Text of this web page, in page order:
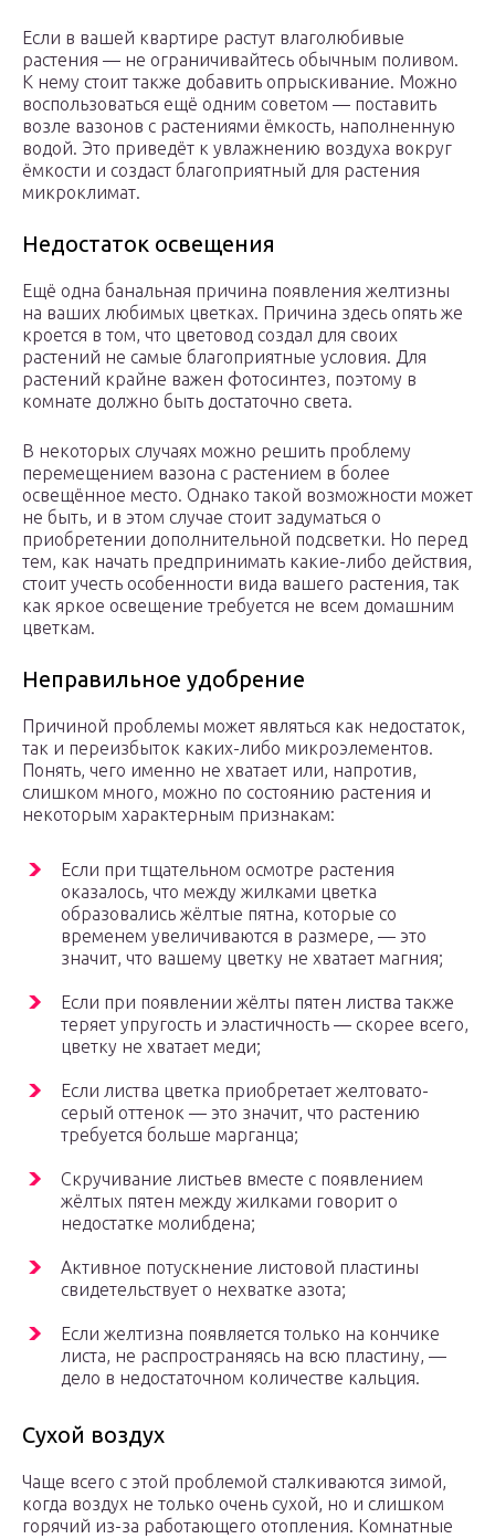
Если в вашей квартире растут влаголюбивые
растения — не ограничивайтесь обычным поливом.
К нему стоит также добавить опрыскивание. Можно
воспользоваться ещё одним советом — поставить
возле вазонов с растениями ёмкость, наполненную
водой. Это приведёт к увлажнению воздуха вокруг
ёмкости и создаст благоприятный для растения
микроклимат.
Недостаток освещения
Ещё одна банальная причина появления желтизны
на ваших любимых цветках. Причина здесь опять же
кроется в том, что цветовод создал для своих
растений не самые благоприятные условия. Для
растений крайне важен фотосинтез, поэтому в
комнате должно быть достаточно света.
В некоторых случаях можно решить проблему
перемещением вазона с растением в более
освещённое место. Однако такой возможности может
не быть, и в этом случае стоит задуматься о
приобретении дополнительной подсветки. Но перед
тем, как начать предпринимать какие-либо действия,
стоит учесть особенности вида вашего растения, так
как яркое освещение требуется не всем домашним
цветкам.
Неправильное удобрение
Причиной проблемы может являться как недостаток,
так и переизбыток каких-либо микроэлементов.
Понять, чего именно не хватает или, напротив,
слишком много, можно по состоянию растения и
некоторым характерным признакам:
Если при тщательном осмотре растения
оказалось, что между жилками цветка
образовались жёлтые пятна, которые со
временем увеличиваются в размере, — это
значит, что вашему цветку не хватает магния;
Если при появлении жёлты пятен листва также
теряет упругость и эластичность — скорее всего,
цветку не хватает меди;
Если листва цветка приобретает желтовато-
серый оттенок — это значит, что растению
требуется больше марганца;
Скручивание листьев вместе с появлением
жёлтых пятен между жилками говорит о
недостатке молибдена;
Активное потускнение листовой пластины
свидетельствует о нехватке азота;
Если желтизна появляется только на кончике
листа, не распространяясь на всю пластину, —
дело в недостаточном количестве кальция.
Сухой воздух
Чаще всего с этой проблемой сталкиваются зимой,
когда воздух не только очень сухой, но и слишком
горячий из-за работающего отопления. Комнатные